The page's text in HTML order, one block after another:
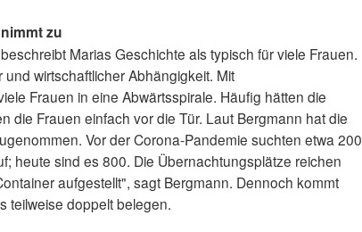
zu
Marias Geschichte als typisch für viele Frauen.
wirtschaftlicher Abhängigkeit. Mit
Frauen in eine Abwärtsspirale. Häufig hätten die
die Frauen einfach vor die Tür. Laut Bergmann hat die
Vor der Corona-Pandemie suchten etwa 200
heute sind es 800. Die Übernachtungsplätze reichen
aufgestellt", sagt Bergmann. Dennoch kommt
teilweise doppelt belegen.